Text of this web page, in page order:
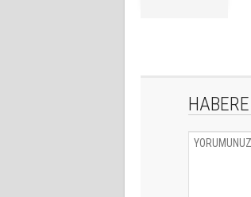
HABERE